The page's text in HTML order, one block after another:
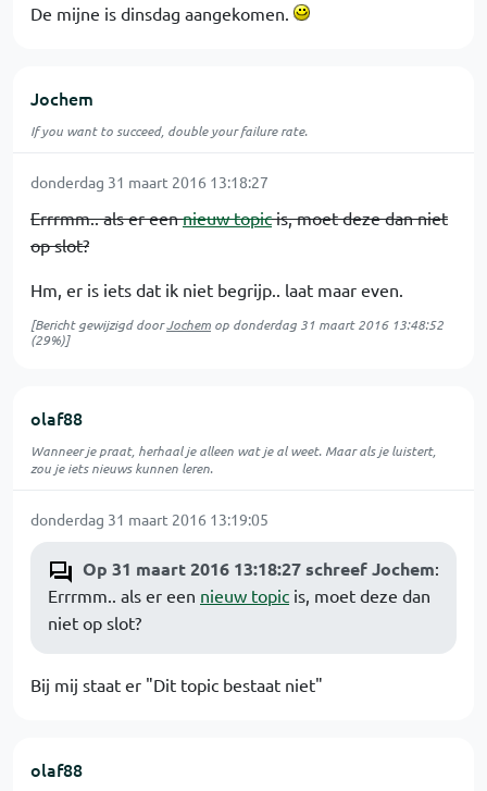
De mijne is dinsdag aangekomen.
Jochem
If you want to succeed, double your failure rate.
donderdag 31 maart 2016 13:18:27
Errrmm.. als er eennieuw topicis, moet deze dan niet
op slot?
Hm, er is iets dat ik niet begrijp.. laat maar even.
[Bericht gewijzigd doorJochem op donderdag 31 maart 2016 13:48:52
(29%)]
olaf88
Wanneer je praat, herhaal je alleen wat je al weet. Maar als je luistert,
zou je iets nieuws kunnen leren.
donderdag 31 maart 2016 13:19:05
Op 31 maart 2016 13:18:27 schreef Jochem:
Errrmm.. als er een nieuw topic is, moet deze dan
niet op slot?
Bij mij staat er "Dit topic bestaat niet"
olaf88